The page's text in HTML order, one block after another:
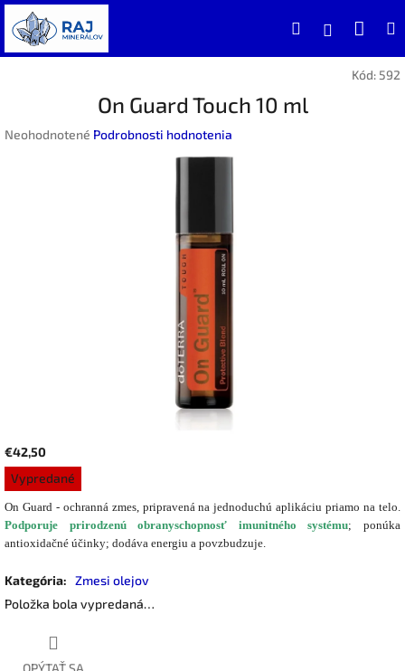
Prejsť
na
obsah
Hľadať
Kód: 592
On Guard Touch 10 ml
Priemerné
Neohodnotené Podrobnosti hodnotenia
€42,50
Jednotková
cena:
Vypredané
On Guard - ochranná zmes, pripravená na jednoduchú aplikáciu priamo na telo.
Podporuje prirodzenú obranyschopnosť imunitného systému; ponúka
antioxidačné účinky; dodáva energiu a povzbudzuje.
Kategória: Zmesi olejov
Položka bola vypredaná…